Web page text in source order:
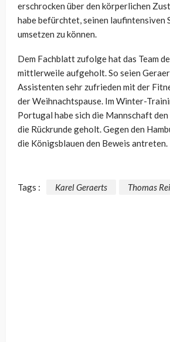
erschrocken über den körperlichen
habe befürchtet, seinen laufintensiven
umsetzen zu können.
Dem Fachblatt zufolge hat das Team
mittlerweile aufgeholt. So seien
Assistenten sehr zufrieden mit der
der Weihnachtspause. Im Winter-
Portugal habe sich die Mannschaft
die Rückrunde geholt. Gegen den
die Königsblauen den Beweis antreten.
Tags : Karel Geraerts Thomas